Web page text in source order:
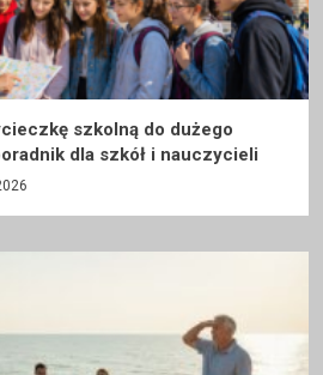
szkolną do dużego
dla szkół i nauczycieli